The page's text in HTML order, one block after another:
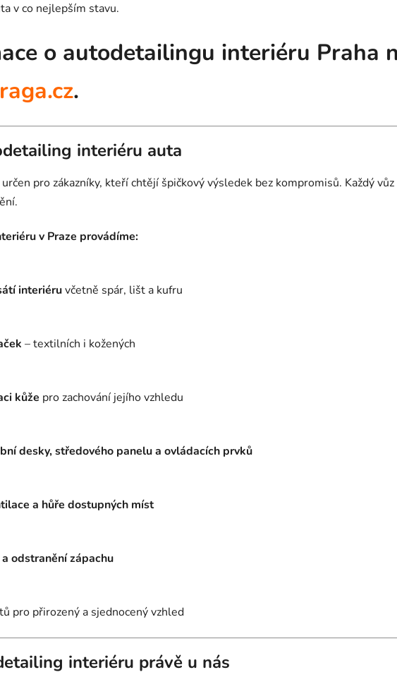
v co nejlepším stavu.
o autodetailingu interiéru Praha
.
interiéru auta
pro zákazníky, kteří chtějí špičkový výsledek bez kompromisů. Každý
v Praze provádíme:
interiéruvčetně spár, lišt a kufru
– textilních i kožených
kůže pro zachování jejího vzhledu
desky, středového panelu a ovládacích prvků
a hůře dostupných míst
odstranění zápachu
pro přirozený a sjednocený vzhled
interiéru právě u nás